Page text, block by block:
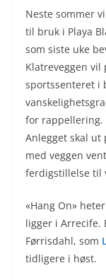
Neste sommer
til bruk i Playa
som siste uke
Klatreveggen vil
sportssenteret i
for rappellering.
Anlegget skal
med veggen
ferdigstillelse til
«Hang On»
ligger i Arrecife.
Førrisdahl, som
tidligere i høst.